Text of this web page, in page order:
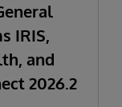
IRIS,
and
2026.2